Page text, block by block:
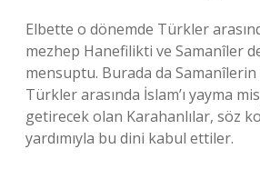
Elbette o dönemde Türkler
mezhep Hanefilikti ve Samanîler
mensuptu. Burada da Samanîlerin
Türkler arasında İslam’ı yayma
getirecek olan Karahanlılar, söz
yardımıyla bu dini kabul ettiler.